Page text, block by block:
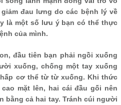
đau lưng do các bệnh lý về
là một số lưu ý bạn có thể thực
của mình.
đầu tiên bạn phải ngồi xuống
xuống, chống một tay xuống
cơ thể từ từ xuống. Khi thức
mặt lên, hai cái đầu gối nên
bằng cả hai tay. Tránh cúi người